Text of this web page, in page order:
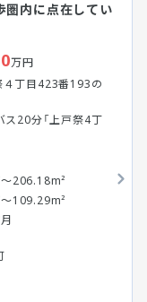
圏内に点在してい
万円
４丁目423番193の
ス20分「上戸祭4丁
206.18m²
109.29m²